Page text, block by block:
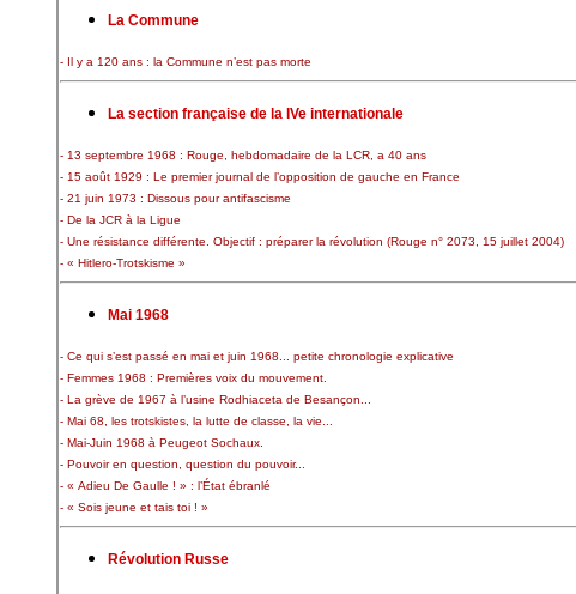
La Commune
- Il y a 120 ans : la Commune n’est pas morte
La section française de la IVe internationale
- 13 septembre 1968 : Rouge, hebdomadaire de la LCR, a 40 ans
- 15 août 1929 : Le premier journal de l’opposition de gauche en France
- 21 juin 1973 : Dissous pour antifascisme
- De la JCR à la Ligue
- Une résistance différente. Objectif : préparer la révolution (Rouge n° 2073, 15 juillet 2004)
- « Hitlero-Trotskisme »
Mai 1968
- Ce qui s’est passé en mai et juin 1968... petite chronologie explicative
- Femmes 1968 : Premières voix du mouvement.
- La grève de 1967 à l’usine Rodhiaceta de Besançon...
- Mai 68, les trotskistes, la lutte de classe, la vie...
- Mai-Juin 1968 à Peugeot Sochaux.
- Pouvoir en question, question du pouvoir...
- « Adieu De Gaulle ! » : l’État ébranlé
- « Sois jeune et tais toi ! »
Révolution Russe